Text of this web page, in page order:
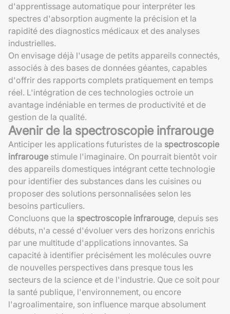
d'apprentissage automatique pour interpréter les
spectres d'absorption augmente la précision et la
rapidité des diagnostics médicaux et des analyses
industrielles.
On envisage déjà l'usage de petits appareils connectés,
associés à des bases de données géantes, capables
d'offrir des rapports complets pratiquement en temps
réel. L'intégration de ces technologies octroie un
avantage indéniable en termes de productivité et de
gestion de la qualité.
Avenir de la spectroscopie infrarouge
Anticiper les applications futuristes de la spectroscopie
infrarouge stimule l'imaginaire. On pourrait bientôt voir
des appareils domestiques intégrant cette technologie
pour identifier des substances dans les cuisines ou
proposer des solutions personnalisées selon les
besoins particuliers.
Concluons que la spectroscopie infrarouge, depuis ses
débuts, n'a cessé d'évoluer vers des horizons enrichis
par une multitude d'applications innovantes. Sa
capacité à identifier précisément les molécules ouvre
de nouvelles perspectives dans presque tous les
secteurs de la science et de l'industrie. Que ce soit pour
la santé publique, l'environnement, ou encore
l'agroalimentaire, son influence marque absolument